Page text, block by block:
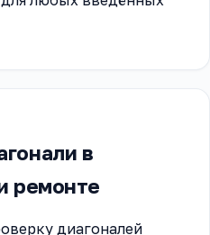
в
ремонте
диагоналей